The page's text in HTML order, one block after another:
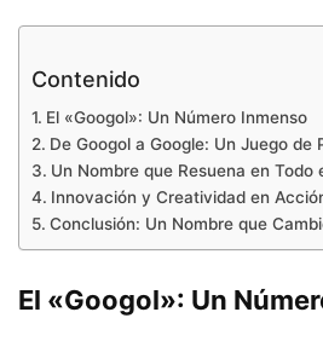
Contenido
El «Googol»: Un Número Inmenso
De Googol a Google: Un Juego de
Un Nombre que Resuena en Todo
Innovación y Creatividad en
Conclusión: Un Nombre que
El «Googol»: Un